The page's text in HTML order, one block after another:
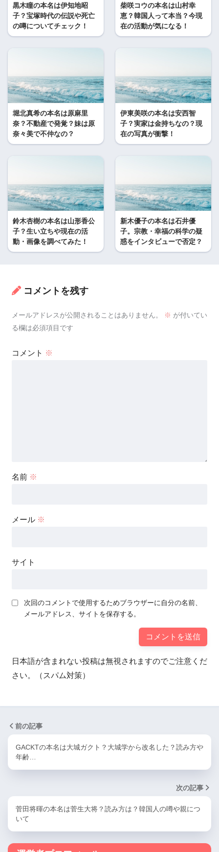
黒木瞳の本名は伊知地昭
子？宝塚時代の伝説や死亡
の噂についてチェック！
柴咲コウの本名は山村幸
恵？韓国人って本当？今現
在の活動が気になる！
堀北真希の本名は原麻里
奈？不動産で発覚？妹は原
奈々美で不仲なの？
伊東美咲の本名は安西智
子？実家は金持ちなの？現
在の写真が衝撃！
鈴木杏樹の本名は山形香公
子？生い立ちや現在の活
動・画像を調べてみた！
新木優子の本名は石井優
子。宗教・幸福の科学の疑
惑をインタビューで否定？
コメントを残す
メールアドレスが公開されることはありません。 ※ が付いてい
る欄は必須項目です
コメント ※
名前 ※
メール ※
サイト
次回のコメントで使用するためブラウザーに自分の名前、
メールアドレス、サイトを保存する。
日本語が含まれない投稿は無視されますのでご注意くだ
さい。（スパム対策）
前の記事
GACKTの本名は大城ガクト？大城学から改名した？読み方や
年齢…
次の記事
菅田将暉の本名は菅生大将？読み方は？韓国人の噂や親につ
いて